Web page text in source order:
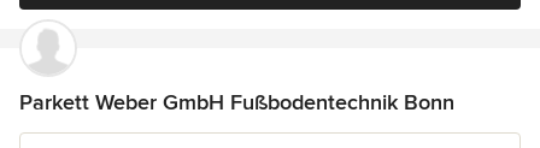
Parkett Weber GmbH Fußbodentechnik Bonn